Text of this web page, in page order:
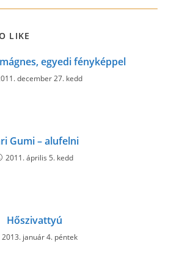
new new new
LIKE
egyedi fényképpel
december 27. kedd
Gumi – alufelni
2011. április 5. kedd
Hőszivattyú
2013. január 4. péntek